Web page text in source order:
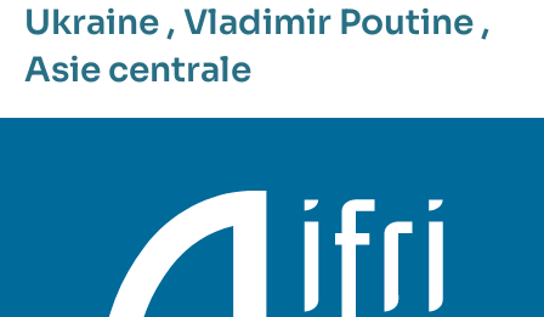
Ukraine , Vladimir Poutine ,
Asie centrale